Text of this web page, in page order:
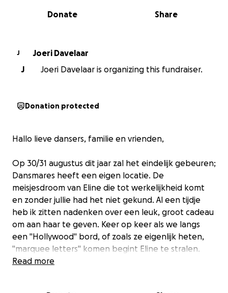
0% complete
Share
Donate
J
Joeri Davelaar
J
Joeri Davelaar is organizing this fundraiser.
Donation protected
Hallo lieve dansers, familie en vrienden,
Op 30/31 augustus dit jaar zal het eindelijk gebeuren;
Dansmares heeft een eigen locatie. De
meisjesdroom van Eline die tot werkelijkheid komt
en zonder jullie had het niet gekund. Al een tijdje
heb ik zitten nadenken over een leuk, groot cadeau
om aan haar te geven. Keer op keer als we langs
een "Hollywood" bord, of zoals ze eigenlijk heten,
"marquee letters" komen begint Eline te stralen.
"Oh wat zou dit toch mooi zijn voor de dansschool".
Read more